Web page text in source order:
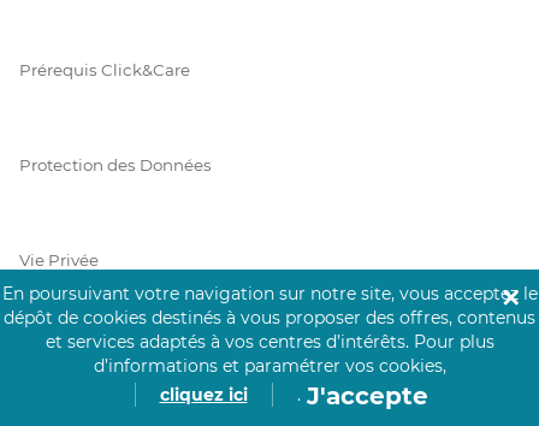
Prérequis Click&Care
Protection des Données
Vie Privée
PAIEMENT SÉCURISÉ
La collecte de vos informations de carte bancaire est cryptée
En poursuivant votre navigation sur notre site, vous acceptez le
dépôt de cookies destinés à vous proposer des offres, contenus
et services adaptés à vos centres d’intérêts. Pour plus
d’informations et paramétrer vos cookies,
cliquez ici
. J'accepte
✕